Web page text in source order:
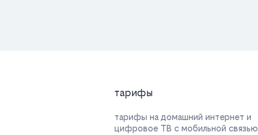
тарифы
тарифы на домашний интернет и
цифровое ТВ с мобильной связью